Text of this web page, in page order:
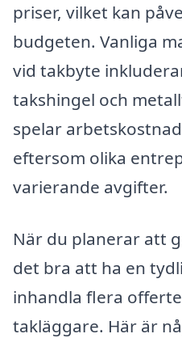
priser, vilket kan
budgeten. Vanliga
vid takbyte
takshingel och
spelar
eftersom olika
varierande avgifter.
När du planerar att
det bra att ha en
inhandla flera
takläggare. Här är